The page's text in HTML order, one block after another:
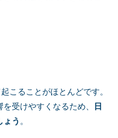
こることがほとんどです。
受けやすくなるため、
日
ょう 。